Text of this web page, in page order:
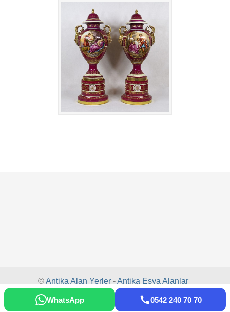
©Antika Alan Yerler -Antika Eşya Alanlar
-Antika Alım Satım Antika Alanlar
WhatsApp 0542 240 70 70